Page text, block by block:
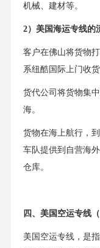
机械、建材等。
2）美国海运专线的
客户在佛山将货物
系纽酷国际上门收货
货代公司将货物集
海。
货物在海上航行，
车队提供到自营海
仓库。
四、美国空运专线
美国空运专线，是